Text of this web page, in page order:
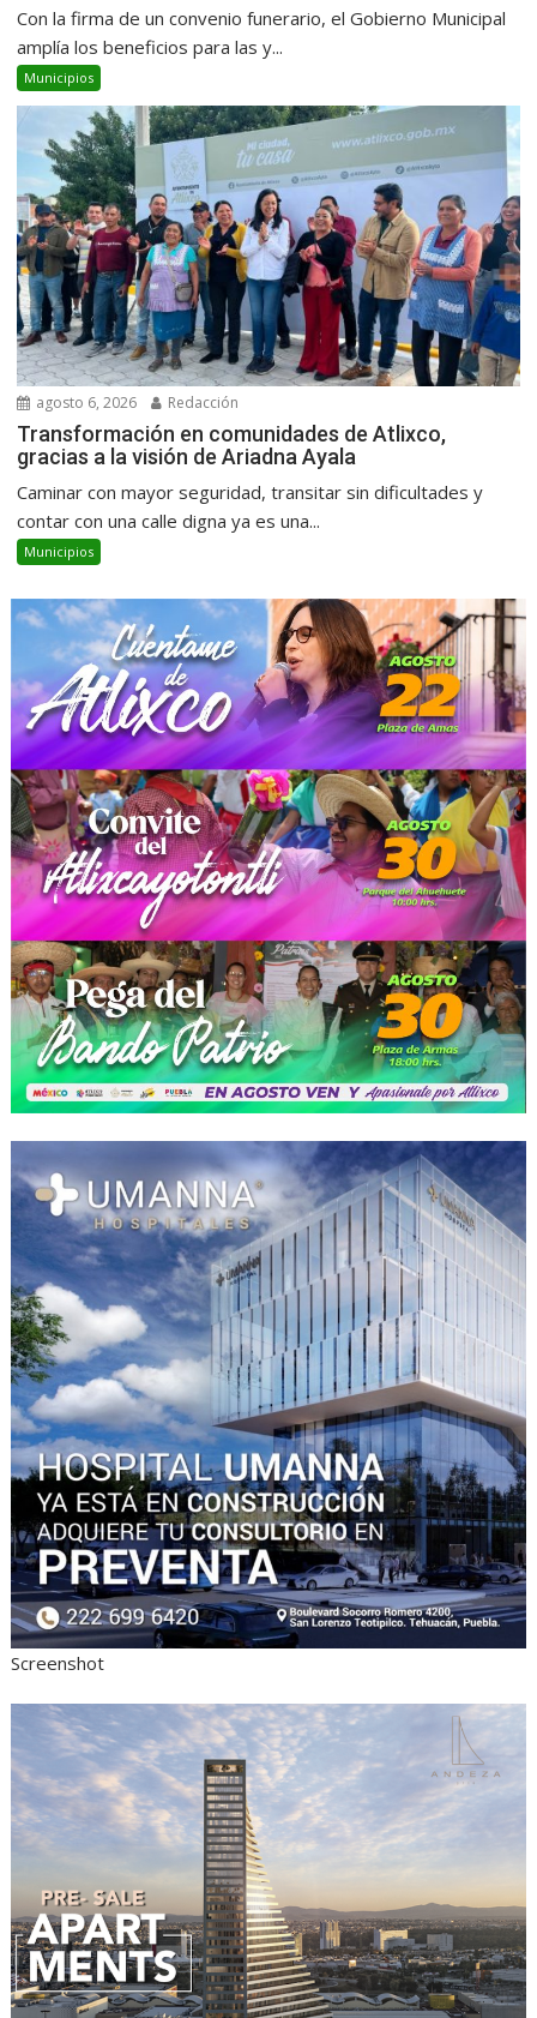
Con la firma de un convenio funerario, el Gobierno Municipal
amplía los beneficios para las y...
Municipios
agosto 6, 2026 Redacción
Transformación en comunidades de Atlixco,
gracias a la visión de Ariadna Ayala
Caminar con mayor seguridad, transitar sin dificultades y
contar con una calle digna ya es una...
Municipios
Screenshot